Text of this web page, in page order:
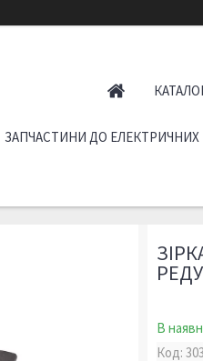
ЗАПЧАСТИНИ ДО ЕЛЕКТРИЧНИХ
В
Код: